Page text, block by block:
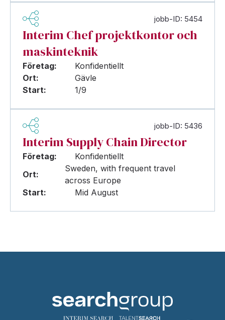
jobb-ID: 5454
Interim Chef projektkontor och
maskinteknik
Företag:
Konfidentiellt
Ort:
Gävle
Start:
1/9
jobb-ID: 5436
Interim Supply Chain Director
Företag:
Konfidentiellt
Ort:
Sweden, with frequent travel
across Europe
Start:
Mid August